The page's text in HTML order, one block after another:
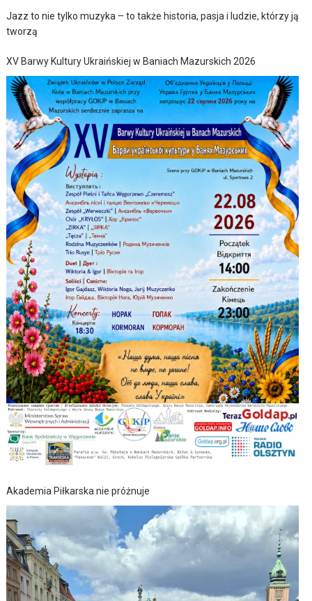
Jazz to nie tylko muzyka – to także historia, pasja i ludzie, którzy ją
tworzą
XV Barwy Kultury Ukraińskiej w Baniach Mazurskich 2026
Akademia Piłkarska nie próżnuje